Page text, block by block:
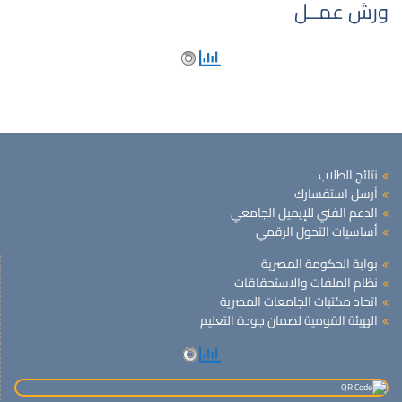
ورش عمــل
نتائج الطلاب
أرسل استفسارك
الدعم الفني للإيميل الجامعي
أساسيات التحول الرقمي
بوابة الحكومة المصرية
نظام الملفات والاستحقاقات
اتحاد مكتبات الجامعات المصرية
الهيئة القومية لضمان جودة التعليم